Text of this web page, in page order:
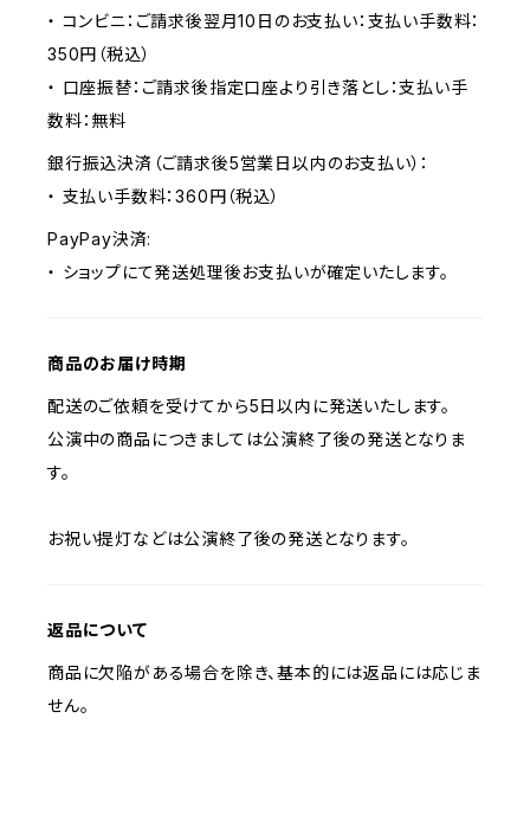
・ コンビニ：ご請求後翌月10日のお支払い：支払い手数料：
350円（税込）
・ 口座振替：ご請求後指定口座より引き落とし：支払い手
数料：無料
銀行振込決済（ご請求後5営業日以内のお支払い）：
・ 支払い手数料：360円（税込）
PayPay決済:
・ ショップにて発送処理後お支払いが確定いたします。
商品のお届け時期
配送のご依頼を受けてから5日以内に発送いたします。
公演中の商品につきましては公演終了後の発送となりま
す。
お祝い提灯などは公演終了後の発送となります。
返品について
商品に欠陥がある場合を除き、基本的には返品には応じま
せん。